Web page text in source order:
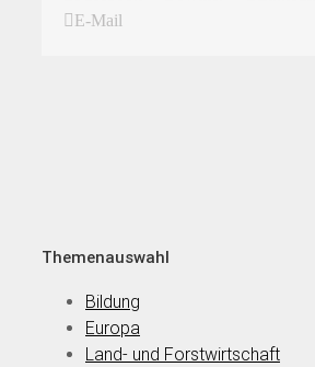
E-Mail
Themenauswahl
Bildung
Europa
Land- und Forstwirtschaft